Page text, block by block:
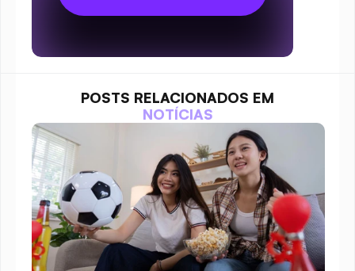
POSTS RELACIONADOS EM
NOTÍCIAS